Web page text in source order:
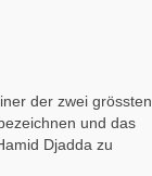
der zwei grössten
und das
Djadda zu